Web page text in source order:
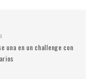
una en un challenge con